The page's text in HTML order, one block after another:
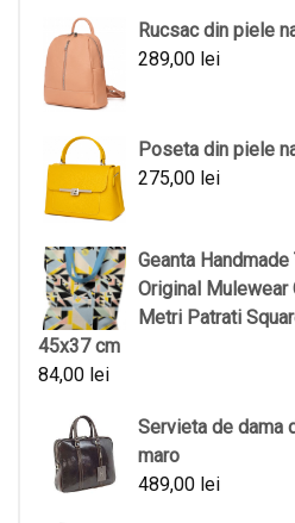
Rucsac din piele
289,00 lei
Poseta din piele
275,00 lei
Geanta
Original
Metri Patrati
45x37 cm
84,00 lei
Servieta de dama
maro
489,00 lei